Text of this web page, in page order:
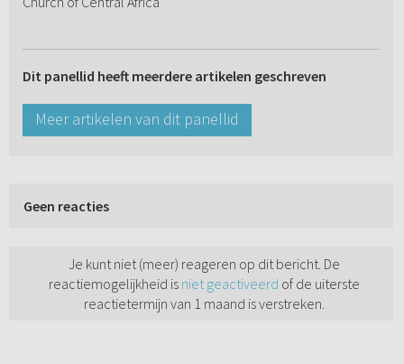
Dit panellid heeft meerdere artikelen geschreven
Meer artikelen van dit panellid
Geen reacties
Je kunt niet (meer) reageren op dit bericht. De
reactiemogelijkheid is niet geactiveerd of de uiterste
reactietermijn van 1 maand is verstreken.